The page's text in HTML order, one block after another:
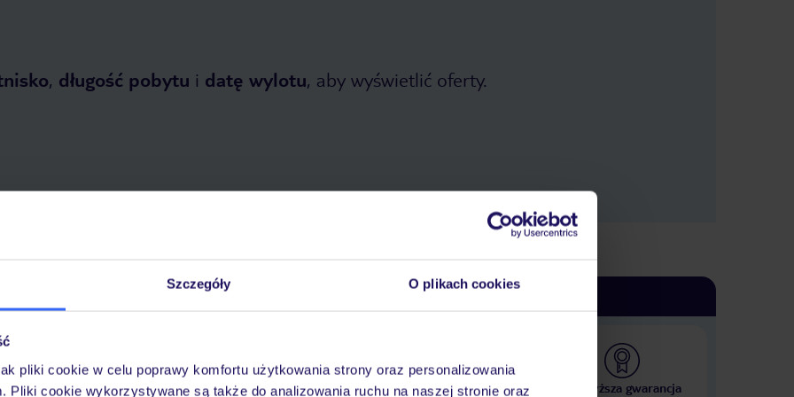
Szczegóły O plikach cookies
pliki cookie w celu poprawy komfortu użytkowania strony oraz personalizowania
Pliki cookie wykorzystywane są także do analizowania ruchu na naszej stronie oraz
, długość pobytu i datę wylotu, aby wyświetlić oferty.
Dlaczego warto wybrać TUI?
Tylko u nas opieka na
10 000 hoteli w ponad 50
Najwyższa gwarancja